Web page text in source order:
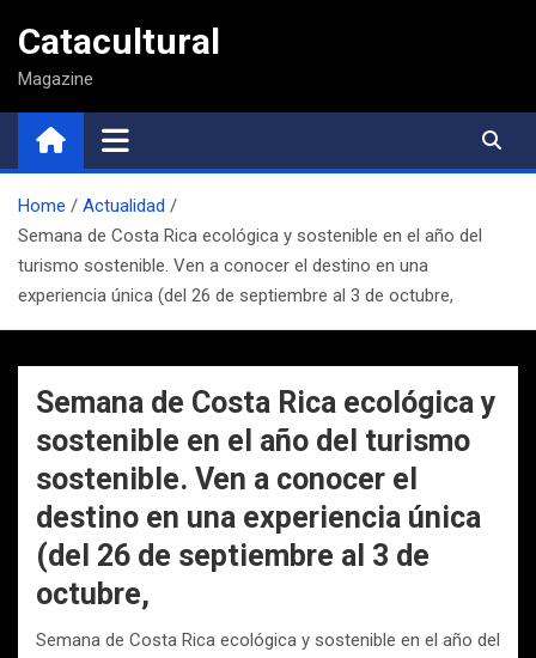
contenido
Catacultural
Magazine
Home
Actualidad
Semana de Costa Rica ecológica y sostenible en el año del
turismo sostenible. Ven a conocer el destino en una
experiencia única (del 26 de septiembre al 3 de octubre,
Semana de Costa Rica ecológica y
sostenible en el año del turismo
sostenible. Ven a conocer el
destino en una experiencia única
(del 26 de septiembre al 3 de
octubre,
Semana de Costa Rica ecológica y sostenible en el año del